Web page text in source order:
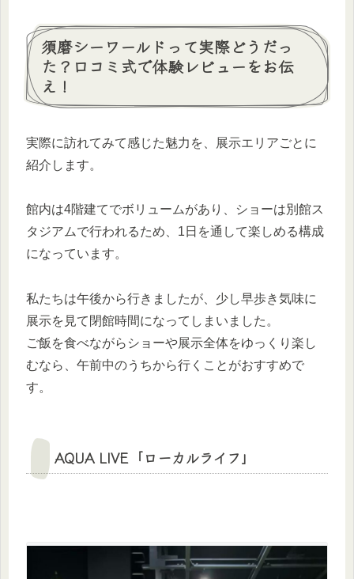
須磨シーワールドって実際どうだっ
た？口コミ式で体験レビューをお伝
え！
実際に訪れてみて感じた魅力を、展示エリアごとに
紹介します。
館内は4階建てでボリュームがあり、ショーは別館ス
タジアムで行われるため、1日を通して楽しめる構成
になっています。
私たちは午後から行きましたが、少し早歩き気味に
展示を見て閉館時間になってしまいました。
ご飯を食べながらショーや展示全体をゆっくり楽し
むなら、午前中のうちから行くことがおすすめで
す。
AQUA LIVE「ローカルライフ」